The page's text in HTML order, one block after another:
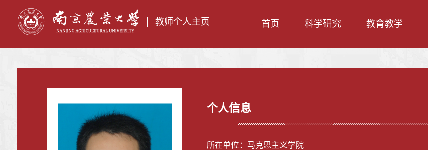
教师个人主页 首页 科学研究 教育教学
个人信息
所在单位：马克思主义学院